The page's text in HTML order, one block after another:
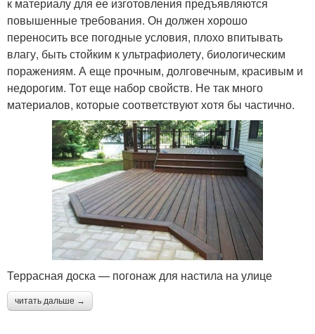
к материалу для ее изготовления предъявляются
повышенные требования. Он должен хорошо
переносить все погодные условия, плохо впитывать
влагу, быть стойким к ультрафиолету, биологическим
поражениям. А еще прочным, долговечным, красивым и
недорогим. Тот еще набор свойств. Не так много
материалов, которые соответствуют хотя бы частично.
Террасная доска — погонаж для настила на улице
читать дальше →